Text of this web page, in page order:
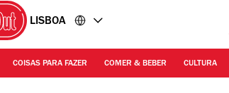
LISBOA
COISAS PARA FAZER COMER & BEBER CULTURA